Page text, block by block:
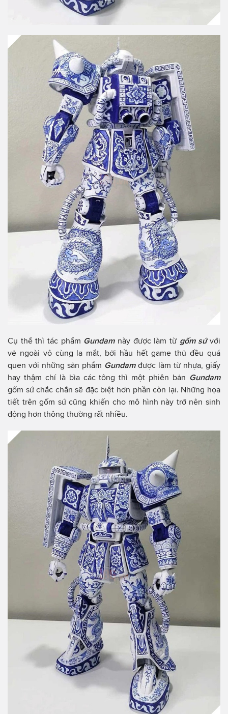
Cụ thể thì tác phẩm Gundamnày được làm từ gốm sứvới
vẻ ngoài vô cùng lạ mắt, bởi hầu hết game thủ đều quá
quen với những sản phẩm Gundamđược làm từ nhựa, giấy
hay thậm chí là bìa các tông thì một phiên bản Gundam
gốm sứ chắc chắn sẽ đặc biệt hơn phần còn lại. Những họa
tiết trên gốm sứ cũng khiến cho mô hình này trở nên sinh
động hơn thông thường rất nhiều.